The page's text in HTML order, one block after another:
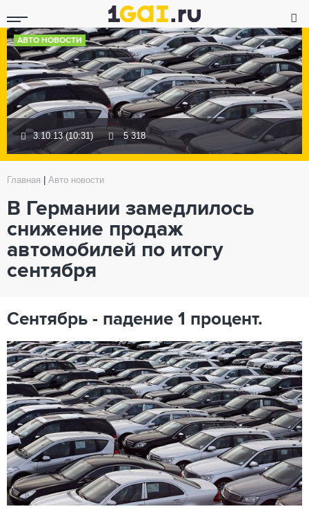
АВТО НОВОСТИ
3.10.13 (10:31) 5 318
Главная Авто новости
В Германии замедлилось
снижение продаж
автомобилей по итогу
сентября
Сентябрь - падение 1 процент.